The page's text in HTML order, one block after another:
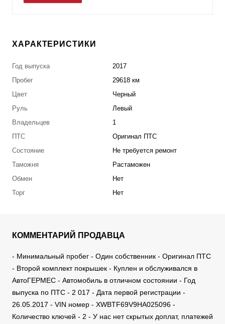
ХАРАКТЕРИСТИКИ
Год выпуска
2017
Пробег
29618 км
Цвет
Черный
Руль
Левый
Владельцев
1
ПТС
Оригинал ПТС
Состояние
Не требуется ремонт
Таможня
Растаможен
Обмен
Нет
Торг
Нет
КОММЕНТАРИЙ ПРОДАВЦА
- Минимальный пробег - Один собственник - Оригинал ПТС
- Второй комплект покрышек - Куплен и обслуживался в
АвтоГЕРМЕС - Автомобиль в отличном состоянии - Год
выпуска по ПТС - 2 017 - Дата первой регистрации -
26.05.2017 - VIN номер - XWBTF69V9HA025096 -
Количество ключей - 2 - У нас нет скрытых доплат, платежей